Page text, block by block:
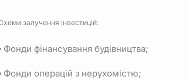
залучення інвестицій:
Фонди фінансування будівництва;
Фонди операцій з нерухомістю;